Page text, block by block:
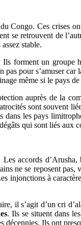
Congo. Ces crises
se retrouvent de
stable.
forment un groupe
pour s’amuser
même si le pays
auprès de la
sont
les pays
qui sont liés aux
accords
ne se reposent pas,
injonctions à
il s’agit d’un cri
. Ils se situent dans
décennies. Ils ont